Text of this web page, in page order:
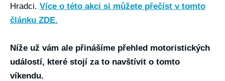
Hradci. Více o této akci si můžete přečíst v tomto
článku ZDE.
Níže už vám ale přinášíme přehled motoristických
událostí, které stojí za to navštívit o tomto
víkendu.